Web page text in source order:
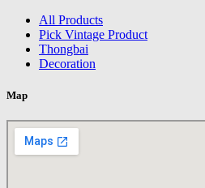
All Products
Pick Vintage Product
Thongbai
Decoration
Map